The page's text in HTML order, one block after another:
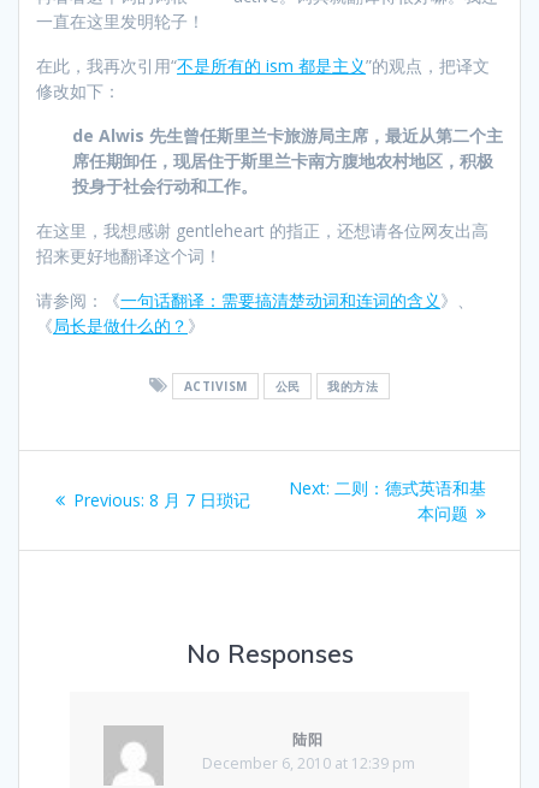
一直在这里发明轮子！
在此，我再次引用“不是所有的 ism 都是主义”的观点，把译文
修改如下：
de Alwis 先生曾任斯里兰卡旅游局主席，最近从第二个主
席任期卸任，现居住于斯里兰卡南方腹地农村地区，积极
投身于社会行动和工作。
在这里，我想感谢 gentleheart 的指正，还想请各位网友出高
招来更好地翻译这个词！
请参阅：《一句话翻译：需要搞清楚动词和连词的含义》、
《局长是做什么的？ 》
ACTIVISM 公民 我的方法
navigation
Previous: Previous
8 月 7 日琐记
Next: Next
二则：德式英语和基
本问题
No Responses
陆阳
December 6, 2010 at 12:39 pm